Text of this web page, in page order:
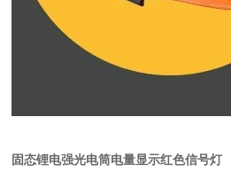
固态锂电强光电筒电量显示红色信号灯